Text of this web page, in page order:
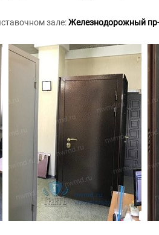
зале:Железнодорожный пр-